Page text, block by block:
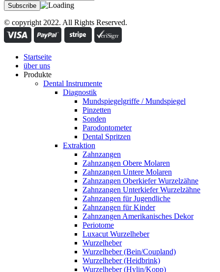
© copyright 2022. All Rights Reserved.
Startseite
über uns
Produkte
Dental Instrumente
Diagnostik
Mundspiegelgriffe / Mundspiegel
Pinzetten
Sonden
Parodontometer
Dental Spritzen
Extraktion
Zahnzangen
Zahnzangen Obere Molaren
Zahnzangen Untere Molaren
Zahnzangen Oberkiefer Wurzelzähne
Zahnzangen Unterkiefer Wurzelzähne
Zahnzangen für Jugendliche
Zahnzangen für Kinder
Zahnzangen Amerikanisches Dekor
Periotome
Luxacut Wurzelheber
Wurzelheber
Wurzelheber (Bein/Coupland)
Wurzelheber (Heidbrink)
Wurzelheber (Hylin/Kopp)